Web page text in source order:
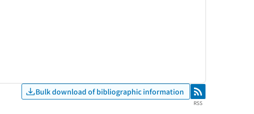
Bulk download of bibliographic information RSS
RSS